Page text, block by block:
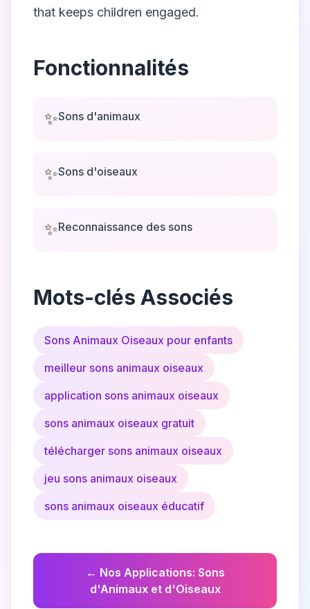
that keeps children engaged.
Fonctionnalités
✨Sons d'animaux
✨Sons d'oiseaux
✨Reconnaissance des sons
Mots-clés Associés
Sons Animaux Oiseaux pour enfants
meilleur sons animaux oiseaux
application sons animaux oiseaux
sons animaux oiseaux gratuit
télécharger sons animaux oiseaux
jeu sons animaux oiseaux
sons animaux oiseaux éducatif
← Nos Applications: Sons
d'Animaux et d'Oiseaux